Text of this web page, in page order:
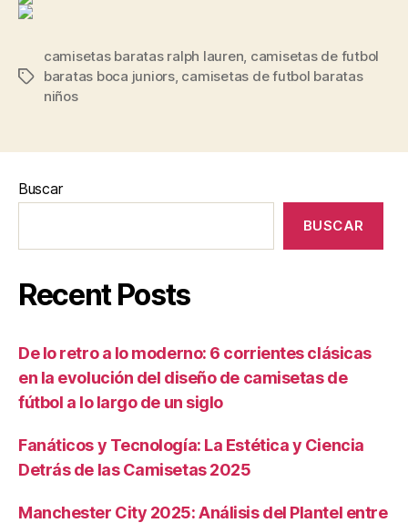
Etiquetas
camisetas baratas ralph lauren camisetas de futbol
baratas boca juniors, camisetas de futbol baratas
niños
Buscar
BUSCAR
Recent Posts
De lo retro a lo moderno: 6 corrientes clásicas
en la evolución del diseño de camisetas de
fútbol a lo largo de un siglo
Fanáticos y Tecnología: La Estética y Ciencia
Detrás de las Camisetas 2025
Manchester City 2025: Análisis del Plantel entre